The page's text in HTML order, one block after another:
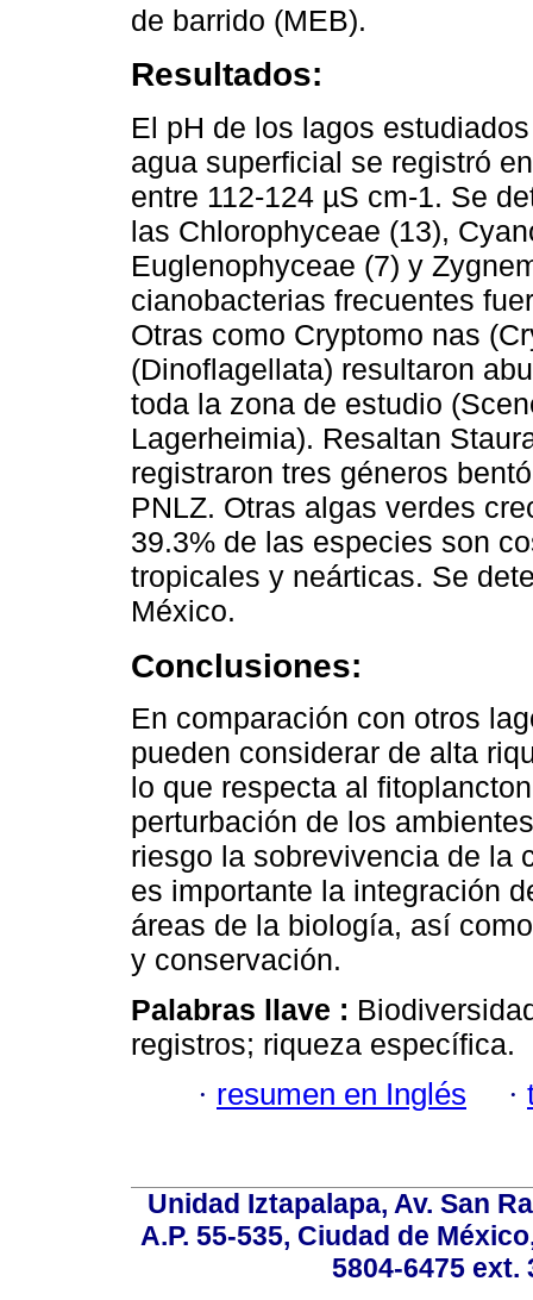
de barrido (MEB).
Resultados:
El pH de los lagos
agua superficial se registró
entre 112-124 µS cm-1. Se
las Chlorophyceae (13),
Euglenophyceae (7) y
cianobacterias frecuentes
Otras como Cryptomo nas
(Dinoflagellata) resultaron
toda la zona de estudio
Lagerheimia). Resaltan
registraron tres géneros
PNLZ. Otras algas verdes
39.3% de las especies son
tropicales y neárticas. Se
México.
Conclusiones:
En comparación con otros
pueden considerar de alta
lo que respecta al
perturbación de los
riesgo la sobrevivencia de la
es importante la integración
áreas de la biología, así
y conservación.
Palabras llave :
registros; riqueza específica.
· resumen en Inglés ·
Unidad Iztapalapa, Av. San
A.P. 55-535, Ciudad de
5804-6475 ext.